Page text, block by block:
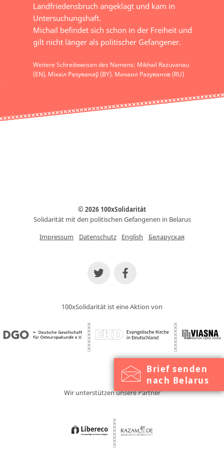
Brief senden
nach Belarus
Landfriedensbruch angeklagt und kam in
Untersuchungshaft.
Michail befindet sich schon in der Freiheit und
gilt nicht länger als politischer Gefangener.
Weitere Schreibweisen des Namens: Mikhail Razuvanau
(EN), Міхаіл Разуванаў (BY), Михаил Разуванов (RU)
© 2026 100xSolidarität
Solidarität mit den politischen Gefangenen in Belarus
Impressum
Datenschutz English Беларуская
100xSolidarität ist eine Aktion von
Wir unterstützen unsere Partner